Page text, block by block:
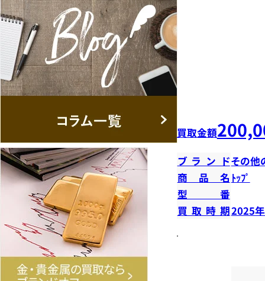
買取金額
ブランドその他
商品名 ﾄｯﾌﾟ
型番
買取時期2025